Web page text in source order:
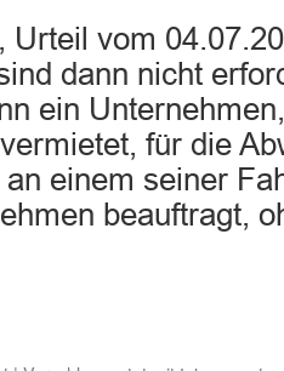
einer
Bonitätsauskunft
Urteil vom
dann nicht
ein
für die
einem seiner
beauftragt,